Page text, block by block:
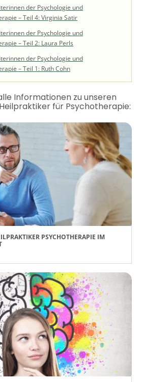
der Psychologie und
– Teil 4: Virginia Satir
der Psychologie und
– Teil 2: Laura Perls
der Psychologie und
– Teil 1: Ruth Cohn
Informationen zu unseren
für Psychotherapie:
PSYCHOTHERAPIE IM